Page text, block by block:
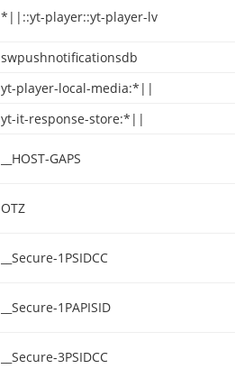
*||::yt-player::yt-player-lv
swpushnotificationsdb
yt-player-local-media:*||
yt-it-response-store:*||
__HOST-GAPS
OTZ
__Secure-1PSIDCC
__Secure-1PAPISID
__Secure-3PSIDCC